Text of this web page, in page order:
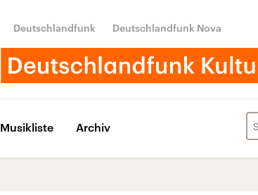
Deutschlandfunk Deutschlandfunk Nova
Musikliste Archiv